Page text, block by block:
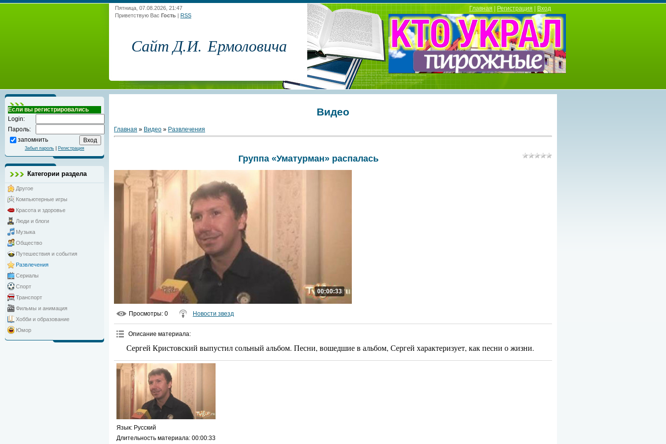
Пятница, 07.08.2026, 21:47
Приветствую Вас Гость | RSS
Сайт Д.И. Ермоловича
Главная Регистрация Вход
Если вы регистрировались
Login:
Пароль:
запомнить
Забыл пароль Регистрация
Категории раздела
Другое
Компьютерные игры
Красота и здоровье
Люди и блоги
Музыка
Общество
Путешествия и события
Развлечения
Сериалы
Спорт
Транспорт
Фильмы и анимация
Хобби и образование
Юмор
Видео
Главная » Видео » Развлечения
Группа «Уматурман» распалась
00:00:33
Просмотры: 0 Новости звезд
Описание материала:
Сергей Кристовский выпустил сольный альбом. Песни, вошедшие в альбом, Сергей характеризует, как песни о жизни.
Язык: Русский
Длительность материала: 00:00:33